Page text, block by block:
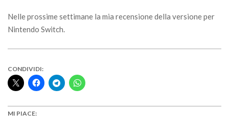
Nelle prossime settimane la mia recensione della versione per
Nintendo Switch.
CONDIVIDI:
MI PIACE: